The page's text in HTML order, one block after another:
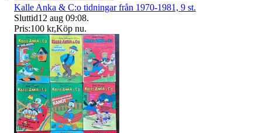
Kalle Anka & C:o tidningar från 1970-1981, 9 st.
Sluttid12 aug 09:08.
Pris:100 kr,Köp nu.